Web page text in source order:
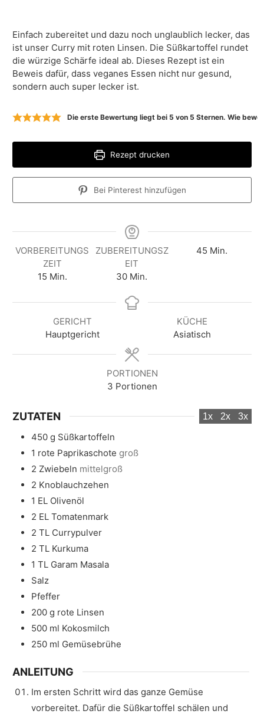
Einfach zubereitet und dazu noch unglaublich lecker, das
ist unser Curry mit roten Linsen. Die Süßkartoffel rundet
die würzige Schärfe ideal ab. Dieses Rezept ist ein
Beweis dafür, dass veganes Essen nicht nur gesund,
sondern auch super lecker ist.
Die erste Bewertung liegt bei 5 von 5 Sternen. Wie
Rezept drucken
Bei Pinterest hinzufügen
VORBEREITUNGS
ZEIT
15M
n
e
n
Min.
ZUBEREITUNGSZ
EIT
30M
n
n
Min.
45M
t
n
Min.
GERICHT
Hauptgericht
KÜCHE
Asiatisch
PORTIONEN
3 Portionen
ZUTATEN 1x 2x 3x
450 g Süßkartoffeln
1 rote Paprikaschote groß
2 Zwiebeln mittelgroß
2 Knoblauchzehen
1 EL Olivenöl
2 EL Tomatenmark
2 TL Currypulver
2 TL Kurkuma
1 TL Garam Masala
Salz
Pfeffer
200 g rote Linsen
500 ml Kokosmilch
250 ml Gemüsebrühe
ANLEITUNG
Im ersten Schritt wird das ganze Gemüse
vorbereitet. Dafür die Süßkartoffel schälen und